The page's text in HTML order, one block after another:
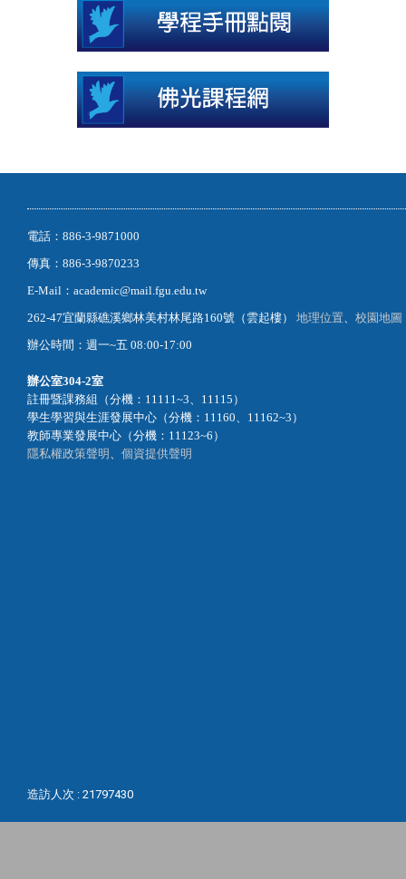
電話：886-3-9871000
傳真：886-3-9870233
E-Mail：academic@mail.fgu.edu.tw
262-47宜蘭縣礁溪鄉林美村林尾路160號（雲起樓） 地理位置、 校園地圖
辦公時間：週一~五 08:00-17:00
辦公室304-2室
註冊暨課務組（分機：11111~3、11115）
學生學習與生涯發展中心（分機：11160、11162~3）
教師專業發展中心（分機：11123~6）
隱私權政策聲明 、 個資提供聲明
造訪人次 : 21797430